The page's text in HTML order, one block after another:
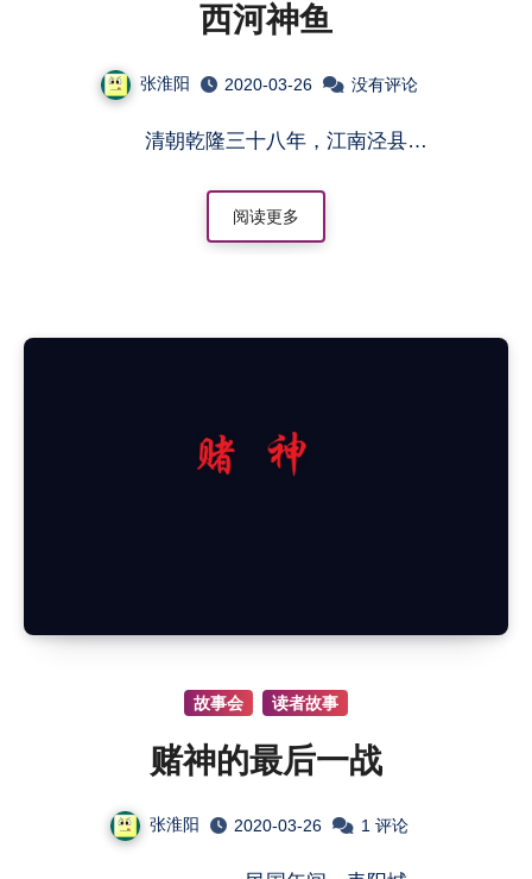
西河神鱼
张淮阳 2020-03-26 没有评论
清朝乾隆三十八年，江南泾县…
阅读更多
故事会 读者故事
赌神的最后一战
张淮阳 2020-03-26 1 评论